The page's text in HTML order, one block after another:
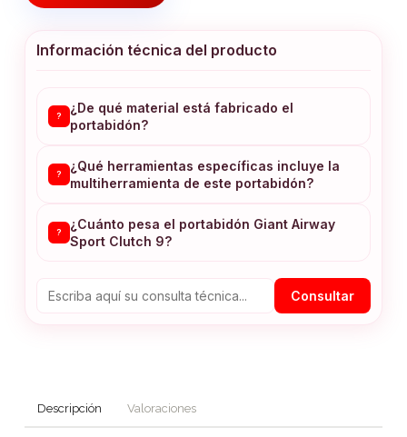
Información técnica del producto
?
¿De qué material está fabricado el
portabidón?
?
¿Qué herramientas específicas incluye la
multiherramienta de este portabidón?
?
¿Cuánto pesa el portabidón Giant Airway
Sport Clutch 9?
Consultar
Descripción Valoraciones